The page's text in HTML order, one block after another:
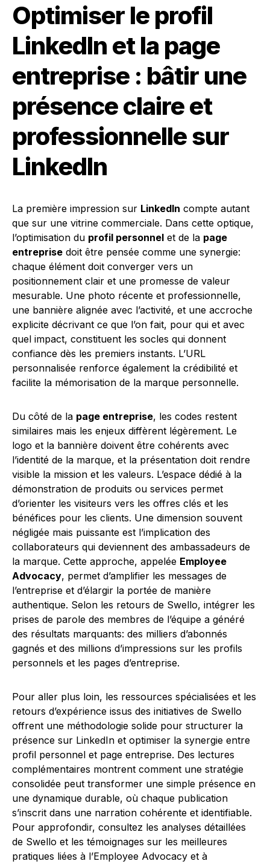
Optimiser le profil
LinkedIn et la page
entreprise : bâtir une
présence claire et
professionnelle sur
LinkedIn
La première impression sur LinkedIn compte autant
que sur une vitrine commerciale. Dans cette optique,
l’optimisation du profil personnel et de la page
entreprise doit être pensée comme une synergie:
chaque élément doit converger vers un
positionnement clair et une promesse de valeur
mesurable. Une photo récente et professionnelle,
une bannière alignée avec l’activité, et une accroche
explicite décrivant ce que l’on fait, pour qui et avec
quel impact, constituent les socles qui donnent
confiance dès les premiers instants. L’URL
personnalisée renforce également la crédibilité et
facilite la mémorisation de la marque personnelle.
Du côté de la page entreprise, les codes restent
similaires mais les enjeux diffèrent légèrement. Le
logo et la bannière doivent être cohérents avec
l’identité de la marque, et la présentation doit rendre
visible la mission et les valeurs. L’espace dédié à la
démonstration de produits ou services permet
d’orienter les visiteurs vers les offres clés et les
bénéfices pour les clients. Une dimension souvent
négligée mais puissante est l’implication des
collaborateurs qui deviennent des ambassadeurs de
la marque. Cette approche, appelée Employee
Advocacy, permet d’amplifier les messages de
l’entreprise et d’élargir la portée de manière
authentique. Selon les retours de Swello, intégrer les
prises de parole des membres de l’équipe a généré
des résultats marquants: des milliers d’abonnés
gagnés et des millions d’impressions sur les profils
personnels et les pages d’entreprise.
Pour aller plus loin, les ressources spécialisées et les
retours d’expérience issus des initiatives de Swello
offrent une méthodologie solide pour structurer la
présence sur LinkedIn et optimiser la synergie entre
profil personnel et page entreprise. Des lectures
complémentaires montrent comment une stratégie
consolidée peut transformer une simple présence en
une dynamique durable, où chaque publication
s’inscrit dans une narration cohérente et identifiable.
Pour approfondir, consultez les analyses détaillées
de Swello et les témoignages sur les meilleures
pratiques liées à l’Employee Advocacy et à